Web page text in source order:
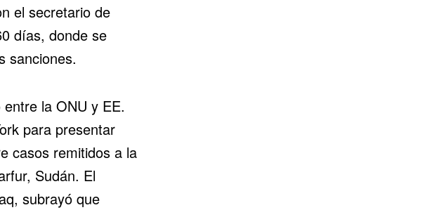
el secretario de
días, donde se
sanciones.
la ONU y EE.
para presentar
casos remitidos a la
Sudán. El
subrayó que